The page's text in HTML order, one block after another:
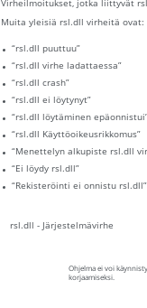
Virheilmoitukset, jotka liittyvät
Muita yleisiä rsl.dll virheitä ovat:
“rsl.dll puuttuu”
“rsl.dll virhe ladattaessa”
“rsl.dll crash”
“rsl.dll ei löytynyt”
“rsl.dll löytäminen
“rsl.dll Käyttöoikeusrikkomus”
“Menettelyn alkupiste rsl.dll
“Ei löydy rsl.dll”
“Rekisteröinti ei onnistu rsl.dll”
rsl.dll - Järjestelmävirhe
Ohjelma ei voi
korjaamiseksi.